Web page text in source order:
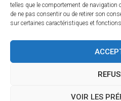
telles que le comportement de navigation
de ne pas consentir ou de retirer son
sur certaines caractéristiques et
VOIR LES